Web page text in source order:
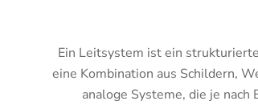
Ein Leitsystem ist ein
eine Kombination aus Schildern,
analoge Systeme, die je